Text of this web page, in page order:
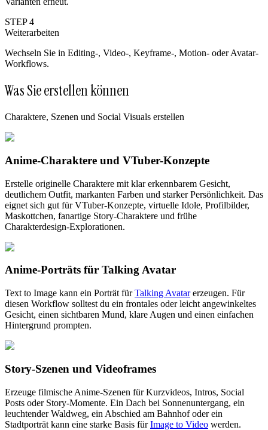
STEP 4
Weiterarbeiten
Wechseln Sie in Editing-, Video-, Keyframe-, Motion- oder Avatar-
Workflows.
Was Sie erstellen können
Charaktere, Szenen und Social Visuals erstellen
Anime-Charaktere und VTuber-Konzepte
Erstelle originelle Charaktere mit klar erkennbarem Gesicht,
deutlichem Outfit, markanten Farben und starker Persönlichkeit. Das
eignet sich gut für VTuber-Konzepte, virtuelle Idole, Profilbilder,
Maskottchen, fanartige Story-Charaktere und frühe
Charakterdesign-Explorationen.
Anime-Porträts für Talking Avatar
Text to Image kann ein Porträt fürTalking Avatarerzeugen. Für
diesen Workflow solltest du ein frontales oder leicht angewinkeltes
Gesicht, einen sichtbaren Mund, klare Augen und einen einfachen
Hintergrund prompten.
Story-Szenen und Videoframes
Erzeuge filmische Anime-Szenen für Kurzvideos, Intros, Social
Posts oder Story-Momente. Ein Dach bei Sonnenuntergang, ein
leuchtender Waldweg, ein Abschied am Bahnhof oder ein
Stadtporträt kann eine starke Basis fürImage to Video werden.